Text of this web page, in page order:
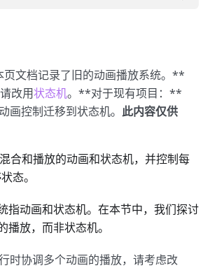
页文档记录了旧的动画播放系统。**
改用状态机。**对于现有项目：**
画控制迁移到状态机。 此内容仅供
合和播放的动画和状态机，并控制每
态。
指动画和状态机。在本节中，我们探讨
播放，而非状态机。
时协调多个动画的播放，请考虑改